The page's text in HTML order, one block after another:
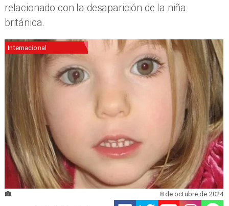
relacionado con la desaparición de la niña
británica.
Internacional
8 de octubre de 2024